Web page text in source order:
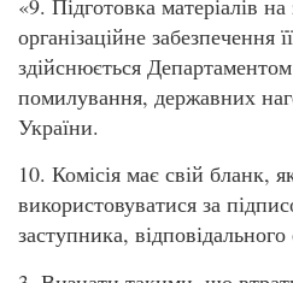
організаційне забезпечення
здійснюється
помилування, державних
України.
10. Комісія має свій бланк,
використовуватися за
заступника, відповідального